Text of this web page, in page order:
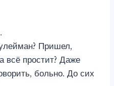
Пришел,
простит? Даже
больно. До сих